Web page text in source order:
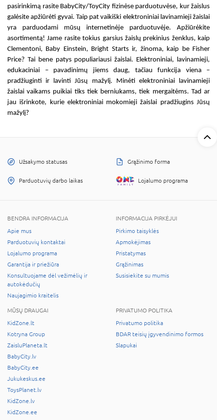
pasirinkimą rasite BabyCity/ToyCity fizinėse parduotuvėse, kur žaislus
galėsite apžiūrėti gyvai. Taip patvaikiški elektroniniai lavinamieji žaislai
yra parduodami mūsų internetinėje parduotuvėje. Apžiūrėkite
asortimentą! Jame rasite tokius garsius žaislų prekinius ženklus, kaip
Clementoni, Baby Einstein, Bright Starts ir, žinoma, kaip be Fisher
Price? Tai bene patys populiariausižaislai. Elektroniniai, lavinamieji,
edukaciniai – pavadinimų jiems daug, tačiau funkcija viena –
pradžiuginti ir lavinti Jūsų mažylį. Minėti elektroniniai lavinamieji
žaislai vaikams puikiai tiks tiek berniukams, tiek mergaitėms. Tad ar
jau išrinkote, kurie elektroniniai mokomieji žaislai pradžiugins Jūsų
mažylį?
Užsakymo statusas Grąžinimo forma
Parduotuvių darbo laikas Lojalumo programa
BENDRA INFORMACIJA
Apie mus
Parduotuvių kontaktai
Lojalumo programa
Garantija ir priežiūra
Konsultuojame dėl vežimėlių ir
autokėdučių
Naujagimio kraitelis
INFORMACIJA PIRKĖJUI
Pirkimo taisyklės
Apmokėjimas
Pristatymas
Grąžinimas
Susisiekite su mumis
MŪSŲ DRAUGAI
KidZone.lt
Kotryna Group
ZaisluPlaneta.lt
BabyCity.lv
BabyCity.ee
Jukukeskus.ee
ToysPlanet.lv
KidZone.lv
KidZone.ee
PRIVATUMO POLITIKA
Privatumo politika
BDAR teisių įgyvendinimo formos
Slapukai